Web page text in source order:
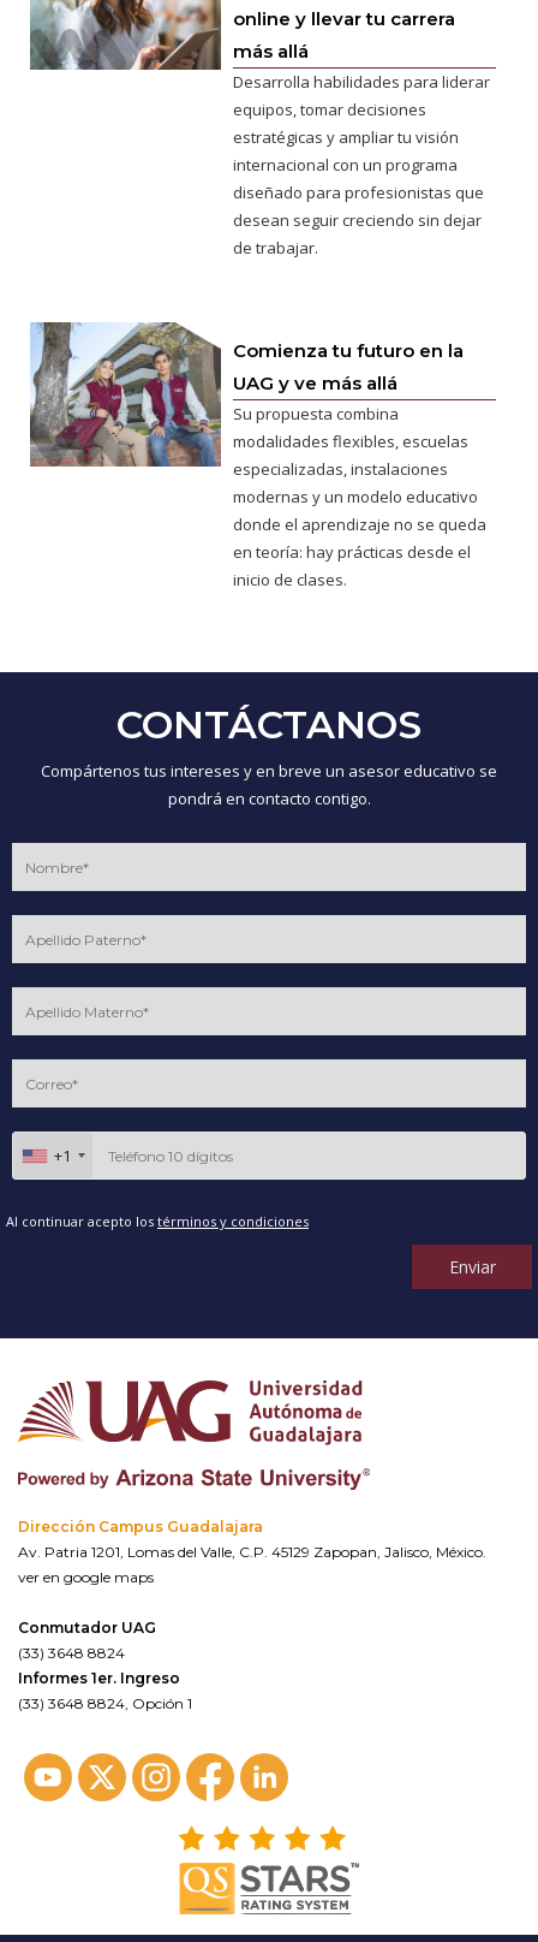
online y llevar tu carrera
más allá
Desarrolla habilidades para liderar
equipos, tomar decisiones
estratégicas y ampliar tu visión
internacional con un programa
diseñado para profesionistas que
desean seguir creciendo sin dejar
de trabajar.
Comienza tu futuro en la
UAG y ve más allá
Su propuesta combina
modalidades flexibles, escuelas
especializadas, instalaciones
modernas y un modelo educativo
donde el aprendizaje no se queda
en teoría: hay prácticas desde el
inicio de clases.
CONTÁCTANOS
Compártenos tus intereses y en breve un asesor educativo se
pondrá en contacto contigo.
+1
Al continuar acepto los términos y condiciones
Enviar
Dirección Campus Guadalajara
Av. Patria 1201, Lomas del Valle, C.P. 45129 Zapopan, Jalisco, México.
ver en google maps
Conmutador UAG
(33) 3648 8824
Informes 1er. Ingreso
(33) 3648 8824, Opción 1